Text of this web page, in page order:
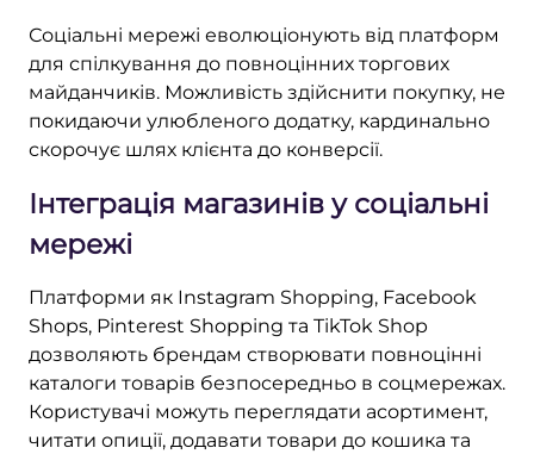
Соціальні мережі еволюціонують від платформ
для спілкування до повноцінних торгових
майданчиків. Можливість здійснити покупку, не
покидаючи улюбленого додатку, кардинально
скорочує шлях клієнта до конверсії.
Інтеграція магазинів у соціальні
мережі
Платформи як Instagram Shopping, Facebook
Shops, Pinterest Shopping та TikTok Shop
дозволяють брендам створювати повноцінні
каталоги товарів безпосередньо в соцмережах.
Користувачі можуть переглядати асортимент,
читати опиції, додавати товари до кошика та